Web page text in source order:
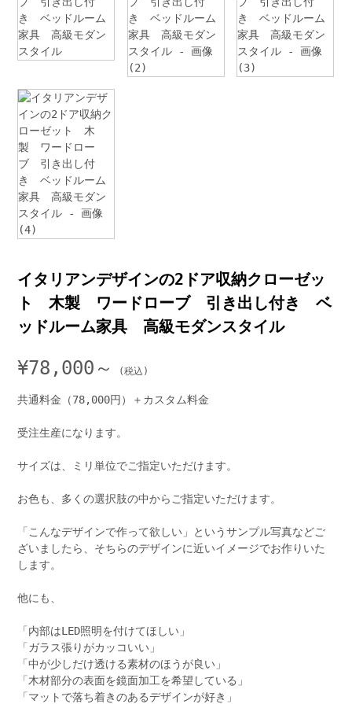
イタリアンデザインの2ドア収納クローゼッ
ト 木製 ワードローブ 引き出し付き ベ
ッドルーム家具 高級モダンスタイル
¥78,000～
共通料金（78,000円）＋カスタム料金
受注生産になります。
サイズは、ミリ単位でご指定いただけます。
お色も、多くの選択肢の中からご指定いただけます。
「こんなデザインで作って欲しい」というサンプル写真などご
ざいましたら、そちらのデザインに近いイメージでお作りいた
します。
他にも、
「内部はLED照明を付けてほしい」
「ガラス張りがカッコいい」
「中が少しだけ透ける素材のほうが良い」
「木材部分の表面を鏡面加工を希望している」
「マットで落ち着きのあるデザインが好き」